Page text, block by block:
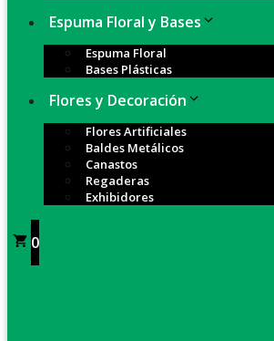
Espuma Floral y Bases
Espuma Floral
Bases Plásticas
Flores y Decoración
Flores Artificiales
Baldes Metálicos
Canastos
Regaderas
Exhibidores
0